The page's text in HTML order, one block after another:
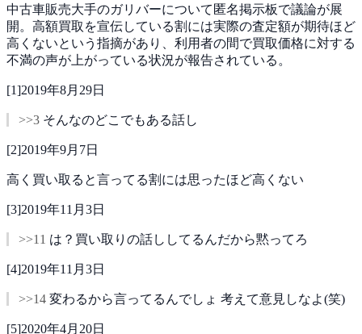
中古車販売大手のガリバーについて匿名掲示板で議論が展
開。高額買取を宣伝している割には実際の査定額が期待ほど
高くないという指摘があり、利用者の間で買取価格に対する
不満の声が上がっている状況が報告されている。
[1]2019年8月29日
>>3 そんなのどこでもある話し
[2]2019年9月7日
高く買い取ると言ってる割には思ったほど高くない
[3]2019年11月3日
>>11 は？買い取りの話ししてるんだから黙ってろ
[4]2019年11月3日
>>14 変わるから言ってるんでしょ 考えて意見しなよ(笑)
[5]2020年4月20日